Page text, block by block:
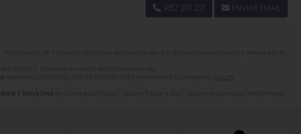
la mañana, repitiendo su aplicación varias veces a lo largo del día.
982 201 221 ENVIAR EMAIL